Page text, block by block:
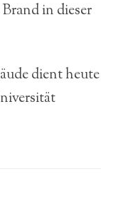
in dieser
dient heute